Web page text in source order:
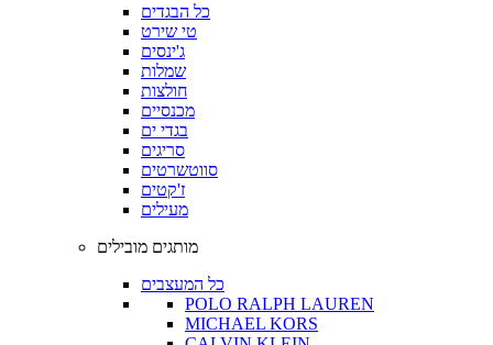
כל הבגדים
טי שירט
ג'ינסים
שמלות
חולצות
מכנסיים
בגדי ים
סריגים
סווטשרטים
ז'קטים
מעילים
מותגים מובילים
כל המעצבים
POLO RALPH LAUREN
MICHAEL KORS